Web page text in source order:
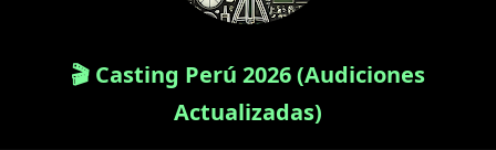
🎬 Casting Perú 2026 (Audiciones
Actualizadas)